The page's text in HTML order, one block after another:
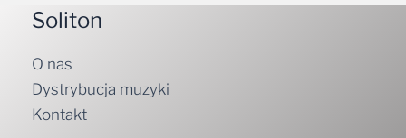
Soliton
O nas
Dystrybucja muzyki
Kontakt